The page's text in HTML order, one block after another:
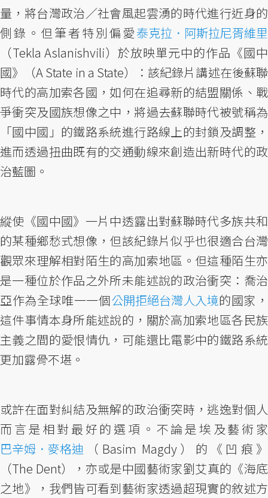
量，將台灣政治／社會風起雲湧的時代進行近身的
側錄。但筆者特別偏愛泰克拉．阿斯拉尼胥維里
（Tekla Aslanishvili）於放映單元中的作品《國中
國》（A State in a State）：該紀錄片講述在後蘇聯
時代的高加索各國，如何在追尋新的結盟關係、戰
爭衝突及國族想像之中，將過去蘇聯時代被號稱為
「國中國」的鐵路系統進行路線上的封鎖及調整，
進而透過扭曲既有的交通動線來創造出新時代的政
治藍圖。
縱使《國中國》一片中透露出對蘇聯時代多族共和
的某種鄉愁式想像，但該紀錄片似乎也很適合台灣
觀眾來理解相對陌生的高加索地區。但這種陌生亦
是一種位於作品之外所未能述說的政治衝突：喬治
亞作為全球唯一一個公開拒絕台灣人入境的國家，
這件事情本身所能述說的，關於高加索地區各民族
主義之間的愛恨情仇，可能還比電影中的鐵路系統
更加露骨不堪。
或許在面對糾結及無解的政治衝突時，逃逸對個人
而言是相對最好的選項。不論是埃及藝術家
巴辛姆．麥格迪 （Basim Magdy）的《凹痕》
（The Dent），亦或是中國藝術家劉艾真的《海底
之地》，我們皆可看到藝術家透過超現實的敘述方